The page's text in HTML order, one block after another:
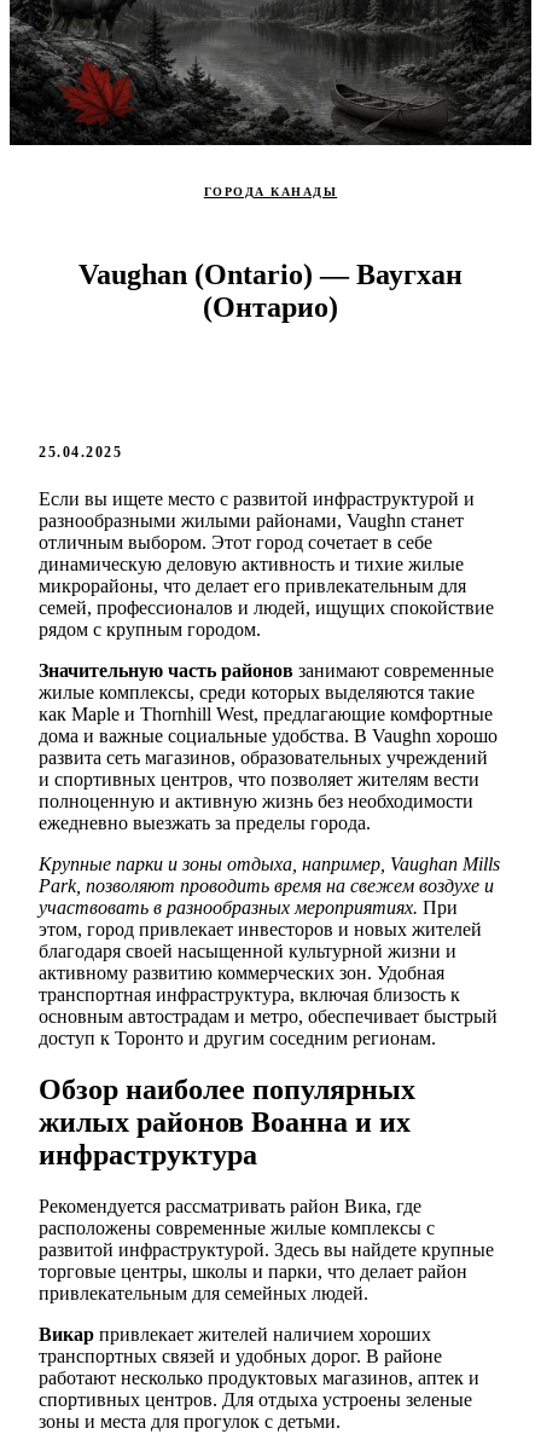
ГОРОДА КАНАДЫ
Vaughan (Ontario) — Ваугхан
(Онтарио)
25.04.2025
Если вы ищете место с развитой инфраструктурой и
разнообразными жилыми районами, Vaughn станет
отличным выбором. Этот город сочетает в себе
динамическую деловую активность и тихие жилые
микрорайоны, что делает его привлекательным для
семей, профессионалов и людей, ищущих спокойствие
рядом с крупным городом.
Значительную часть районов занимают современные
жилые комплексы, среди которых выделяются такие
как Maple и Thornhill West, предлагающие комфортные
дома и важные социальные удобства. В Vaughn хорошо
развита сеть магазинов, образовательных учреждений
и спортивных центров, что позволяет жителям вести
полноценную и активную жизнь без необходимости
ежедневно выезжать за пределы города.
Крупные парки и зоны отдыха, например, Vaughan Mills
Park, позволяют проводить время на свежем воздухе и
участвовать в разнообразных мероприятиях. При
этом, город привлекает инвесторов и новых жителей
благодаря своей насыщенной культурной жизни и
активному развитию коммерческих зон. Удобная
транспортная инфраструктура, включая близость к
основным автострадам и метро, обеспечивает быстрый
доступ к Торонто и другим соседним регионам.
Обзор наиболее популярных
жилых районов Воанна и их
инфраструктура
Рекомендуется рассматривать район Вика, где
расположены современные жилые комплексы с
развитой инфраструктурой. Здесь вы найдете крупные
торговые центры, школы и парки, что делает район
привлекательным для семейных людей.
Викар привлекает жителей наличием хороших
транспортных связей и удобных дорог. В районе
работают несколько продуктовых магазинов, аптек и
спортивных центров. Для отдыха устроены зеленые
зоны и места для прогулок с детьми.